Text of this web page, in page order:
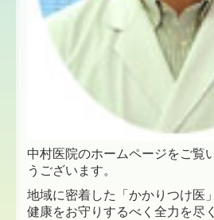
中村医院のホームページをご覧
うございます。
地域に密着した「かかりつけ医
健康をお守りするべく全力を尽